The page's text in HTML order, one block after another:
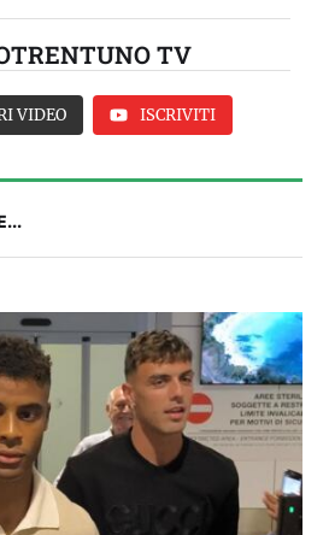
TV
IL POST-PARTITA: commenta
tra Cagliari e Nizza
VIDEO ISCRIVITI